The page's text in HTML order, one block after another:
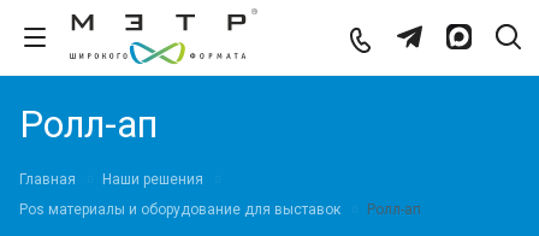
Ролл-ап
Главная
Наши решения
Pos материалы и оборудование для выставок
Ролл-ап